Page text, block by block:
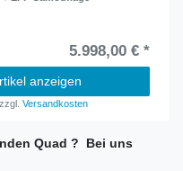
5.998,00 € *
anzeigen
zzgl.Versandkosten
Quad ? Bei uns